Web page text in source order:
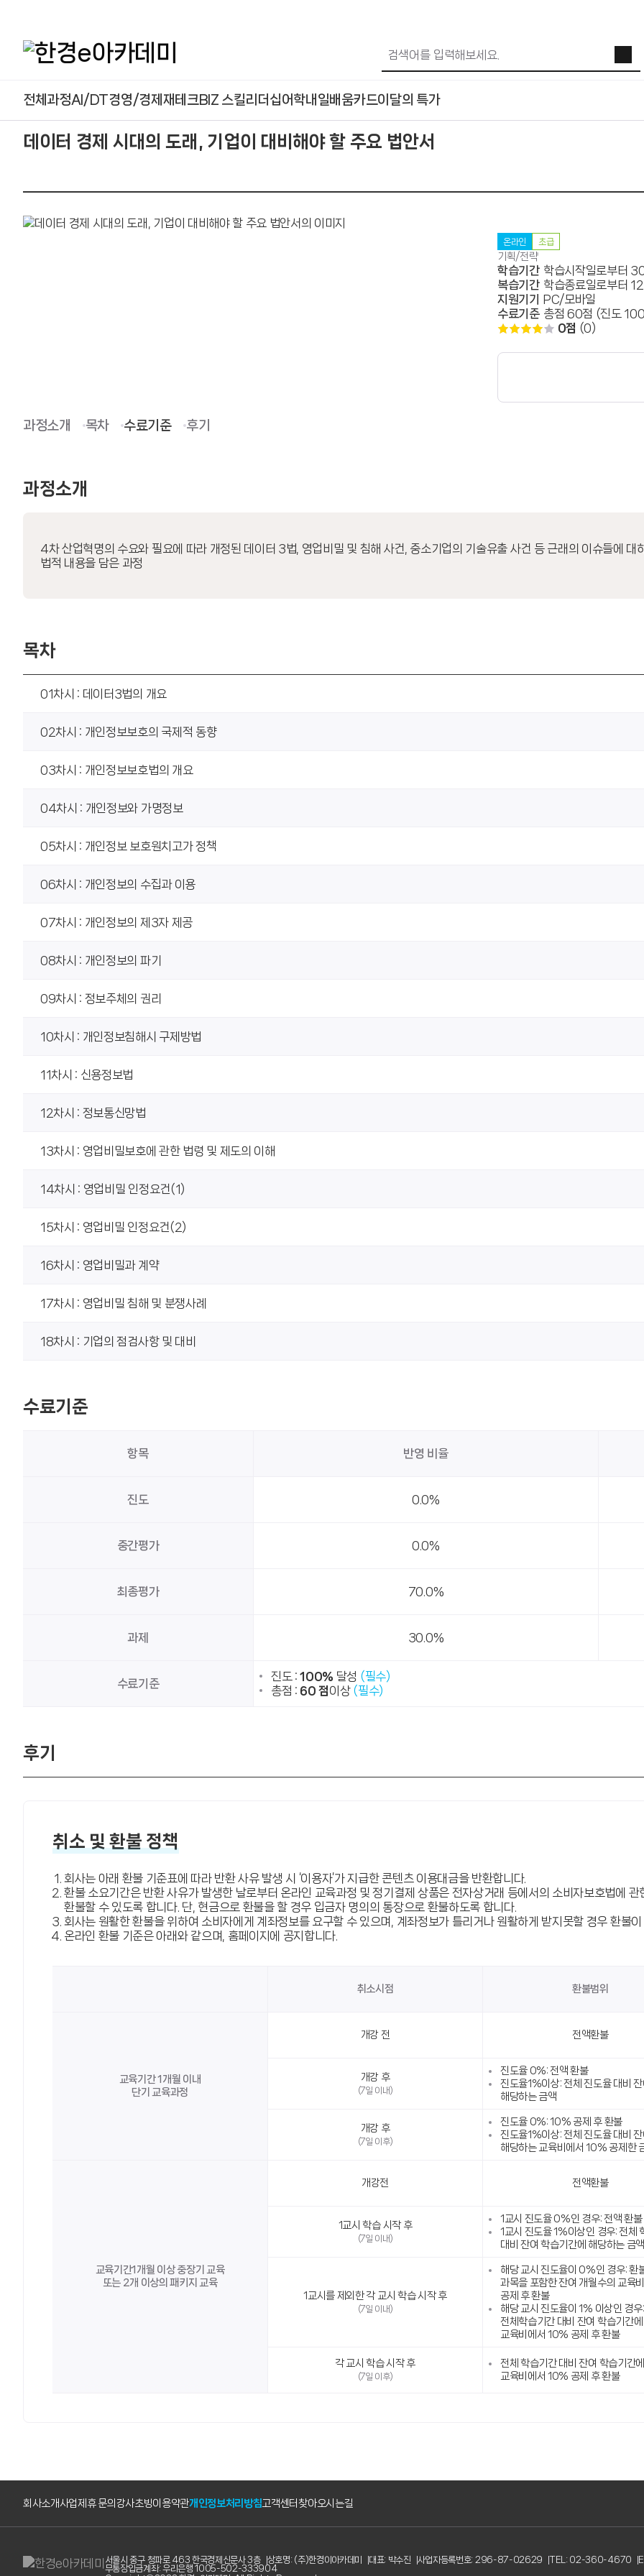
전체과정AI/DT경영/경제 재테크BIZ 스킬리더십어학내일배움카드이달의 특가
데이터 경제 시대의 도래, 기업이 대비해야 할 주요 법안서
온라인 초급
기획/전략
학습기간 학습시작일로부터
복습기간 학습종료일로부터
지원기기
PC/모바일
수료기준 총점 60점 (진도
0점 (0)
과정소개 목차 수료기준 후기
과정소개
4차 산업혁명의 수요와 필요에 따라 개정된 데이터 3법, 영업비밀 및 침해 사건, 중소기업의 기술유출 사건 등 근래의 이슈들에
법적 내용을 담은 과정
목차
01차시 : 데이터3법의 개요
02차시 : 개인정보보호의 국제적 동향
03차시 : 개인정보보호법의 개요
04차시 : 개인정보와 가명정보
05차시 : 개인정보 보호원치고가 정책
06차시 : 개인정보의 수집과 이용
07차시 : 개인정보의 제3자 제공
08차시 : 개인정보의 파기
09차시 : 정보주체의 권리
10차시 : 개인정보침해시 구제방법
11차시 : 신용정보법
12차시 : 정보통신망법
13차시 : 영업비밀보호에 관한 법령 및 제도의 이해
14차시 : 영업비밀 인정요건(1)
15차시 : 영업비밀 인정요건(2)
16차시 : 영업비밀과 계약
17차시 : 영업비밀 침해 및 분쟁사례
18차시 : 기업의 점검사항 및 대비
수료기준
항목 반영 비율
진도 0.0%
중간평가 0.0%
최종평가 70.0%
과제 30.0%
수료기준
진도 :100% 달성 (필수)
총점 : 60 점이상 (필수)
후기
취소 및 환불 정책
회사는 아래 환불 기준표에 따라 반환 사유 발생 시 ‘이용자’가 지급한 콘텐츠 이용대금을 반환합니다.
환불 소요기간은 반환 사유가 발생한 날로부터 온라인 교육과정 및 정기결제 상품은 전자상거래 등에서의 소비자보호법에
환불할 수 있도록 합니다. 단, 현금으로 환불을 할 경우 입금자 명의의 통장으로 환불하도록 합니다.
회사는 원활한 환불을 위하여 소비자에게 계좌정보를 요구할 수 있으며, 계좌정보가 틀리거나 원활하게 받지못할 경우 환불이
온라인 환불 기준은 아래와 같으며, 홈페이지에 공지합니다.
취소시점 환불범위
교육기간 1개월 이내
단기 교육과정
개강 전 전액환불
개강 후
(7일 이내)
진도율 0%: 전액 환불
진도율1%이상: 전체 진도율 대비 잔
해당하는 금액
개강 후
(7일 이후)
진도율 0%: 10% 공제 후 환불
진도율1%이상: 전체 진도율 대비 잔
해당하는 교육비에서 10% 공제한
교육기간1개월 이상 중장기 교육
또는 2개 이상의 패키지 교육
개강전 전액환불
1교시 학습 시작 후
(7일 이내)
1교시 진도율 0%인 경우: 전액 환불
1교시 진도율 1%이상인 경우: 전체
대비 잔여 학습기간에 해당하는 금
1교시를 제외한 각 교시 학습 시작 후
(7일 이내)
해당 교시 진도율이 0%인 경우: 환
과목을 포함한 잔여 개월수의 교육
공제 후 환불
해당 교시 진도율이 1% 이상인 경우:
전체학습기간 대비 잔여 학습기간
교육비에서 10% 공제 후 환불
각 교시 학습 시작 후
(7일 이후)
전체 학습기간 대비 잔여 학습기간
교육비에서 10% 공제 후 환불
회사소개사업제휴 문의 강사초빙이용약관개인정보처리방침고객센터찾아오시는길
서울시 중구 청파로 463 한국경제신문사 3층 상호명: (주)한경이아카데미 대표: 박수진 사업자등록번호: 296-87-02629 TEL: 02-360-4670
무통장입금계좌: 우리은행 1005-502-333904